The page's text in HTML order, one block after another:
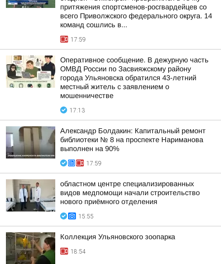
притяжения спортсменов-росгвардейцев со
всего Приволжского федерального округа. 14
команд сошлись в...
17:59
Оперативное сообщение. В дежурную часть
ОМВД России по Засвияжскому району
города Ульяновска обратился 43-летний
местный житель с заявлением о
мошенничестве
17:13
Александр Болдакин: Капитальный ремонт
библиотеки № 8 на проспекте Нариманова
выполнен на 90%
17:59
областном центре специализированных
видов медпомощи начали строительство
нового приёмного отделения
15:55
Коллекция Ульяновского зоопарка
18:54